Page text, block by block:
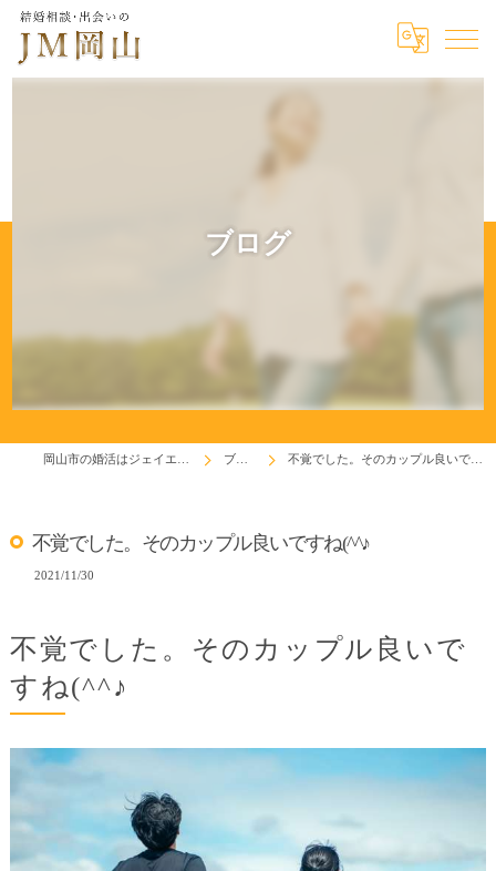
ブログ
ブログ 不覚でした。そのカップル良いですね(^^♪
不覚でした。そのカップル良いですね(^^♪
2021/11/30
不覚でした。そのカップル良いで
すね(^^♪